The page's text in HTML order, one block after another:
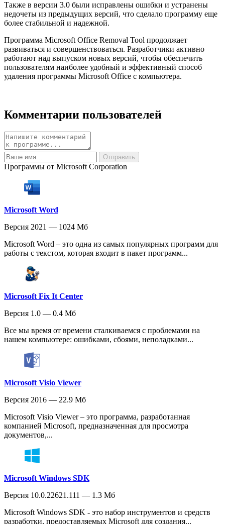
Также в версии 3.0 были исправлены ошибки и устранены
недочеты из предыдущих версий, что сделало программу еще
более стабильной и надежной.
Программа Microsoft Office Removal Tool продолжает
развиваться и совершенствоваться. Разработчики активно
работают над выпуском новых версий, чтобы обеспечить
пользователям наиболее удобный и эффективный способ
удаления программы Microsoft Office с компьютера.
Комментарии пользователей
Программы от Microsoft Corporation
Microsoft Word
Версия 2021 — 1024 Мб
Microsoft Word – это одна из самых популярных программ для
работы с текстом, которая входит в пакет программ...
Microsoft Fix It Center
Версия 1.0 — 0.4 Мб
Все мы время от времени сталкиваемся с проблемами на
нашем компьютере: ошибками, сбоями, неполадками...
Microsoft Visio Viewer
Версия 2016 — 22.9 Мб
Microsoft Visio Viewer – это программа, разработанная
компанией Microsoft, предназначенная для просмотра
документов,...
Microsoft Windows SDK
Версия 10.0.22621.111 — 1.3 Мб
Microsoft Windows SDK - это набор инструментов и средств
разработки, предоставляемых Microsoft для создания...